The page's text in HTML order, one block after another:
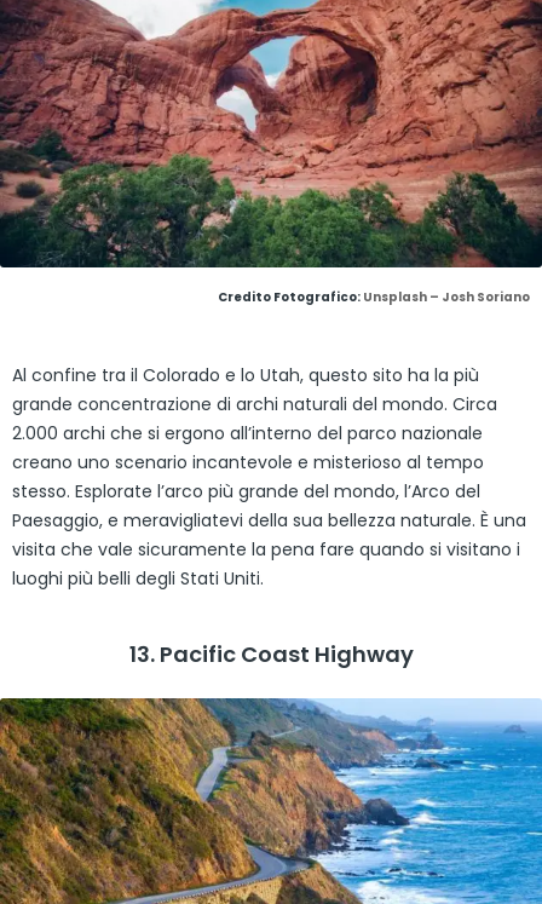
Credito Fotografico: Unsplash – Josh Soriano
Al confine tra il Colorado e lo Utah, questo sito ha la più
grande concentrazione di archi naturali del mondo. Circa
2.000 archi che si ergono all’interno del parco nazionale
creano uno scenario incantevole e misterioso al tempo
stesso. Esplorate l’arco più grande del mondo, l’Arco del
Paesaggio, e meravigliatevi della sua bellezza naturale. È una
visita che vale sicuramente la pena fare quando si visitano i
luoghi più belli degli Stati Uniti.
13. Pacific Coast Highway